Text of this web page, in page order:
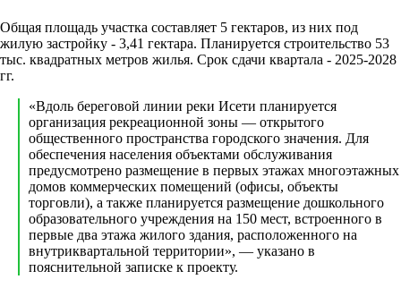
Общая площадь участка составляет 5 гектаров, из них под
жилую застройку - 3,41 гектара. Планируется строительство 53
тыс. квадратных метров жилья. Срок сдачи квартала - 2025-2028
гг.
«Вдоль береговой линии реки Исети планируется
организация рекреационной зоны — открытого
общественного пространства городского значения. Для
обеспечения населения объектами обслуживания
предусмотрено размещение в первых этажах многоэтажных
домов коммерческих помещений (офисы, объекты
торговли), а также планируется размещение дошкольного
образовательного учреждения на 150 мест, встроенного в
первые два этажа жилого здания, расположенного на
внутриквартальной территории», — указано в
пояснительной записке к проекту.